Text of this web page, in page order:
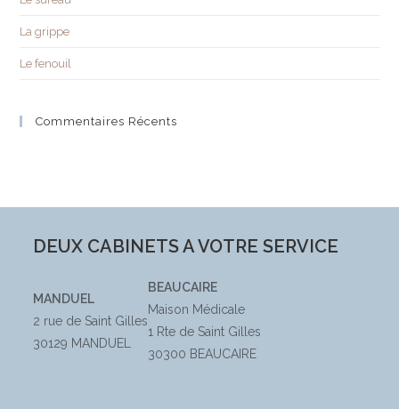
La grippe
Le fenouil
Commentaires Récents
DEUX CABINETS A VOTRE SERVICE
MANDUEL
2 rue de Saint Gilles
30129 MANDUEL
BEAUCAIRE
Maison Médicale
1 Rte de Saint Gilles
30300 BEAUCAIRE